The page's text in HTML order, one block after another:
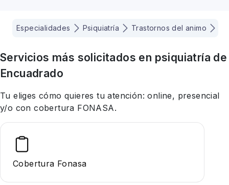
Especialidades Psiquiatría Trastornos del animo
Servicios más solicitados en psiquiatría de
Encuadrado
Tu eliges cómo quieres tu atención: online, presencial
y/o con cobertura FONASA.
Cobertura Fonasa